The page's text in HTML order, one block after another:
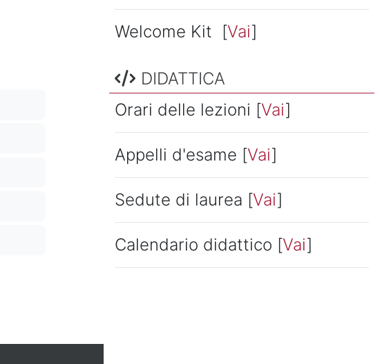
Welcome Kit [Vai]
Salta DIDATTICA
DIDATTICA
Orari delle lezioni [Vai]
Appelli d'esame [Vai]
Sedute di laurea [Vai]
Calendario didattico [Vai]